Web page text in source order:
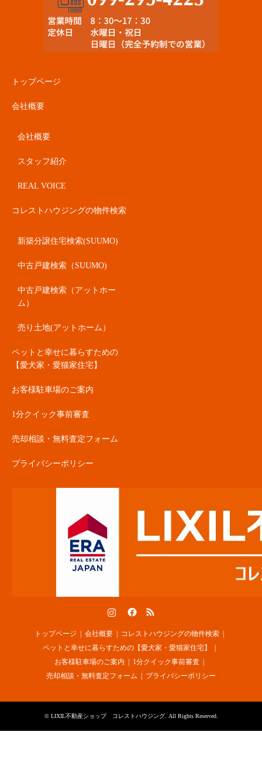
トップページ
会社概要
会社概要
スタッフ紹介
REAL VOICE
コレストハウジングの物件検索
新築分譲住宅検索(SUUMO)
中古戸建検索（SUUMO)
中古戸建検索（アットホー
ム）
売り土地(アットホーム）
ペットと幸せに暮らすための
【愛犬家・愛猫家住宅】
お客様駐車場のご案内
1分クイック事前審査
売却相談・無料査定フォーム
プライバシーポリシー
トップページ 会社概要
コレストハウジングの物件検索
ペットと幸せに暮らすための【愛犬家・愛猫家住宅】
お客様駐車場のご案内
1分クイック事前審査
売却相談・無料査定フォーム
プライバシーポリシー
© LIXIL不動産ショップ コレストハウジング. All Rights Reserved.